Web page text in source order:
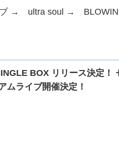
→ ultra soul →
BOX リリース決定！
ムライブ開催決定！